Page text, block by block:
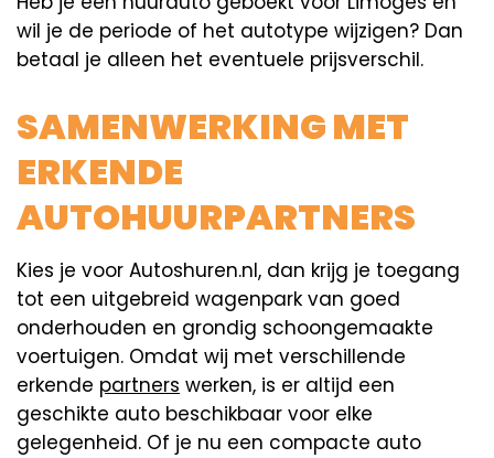
wil je de periode of het autotype wijzigen? Dan
betaal je alleen het eventuele prijsverschil.
SAMENWERKING MET
ERKENDE
AUTOHUURPARTNERS
Kies je voor Autoshuren.nl, dan krijg je toegang
tot een uitgebreid wagenpark van goed
onderhouden en grondig schoongemaakte
voertuigen. Omdat wij met verschillende
erkende partners werken, is er altijd een
geschikte auto beschikbaar voor elke
gelegenheid. Of je nu een compacte auto